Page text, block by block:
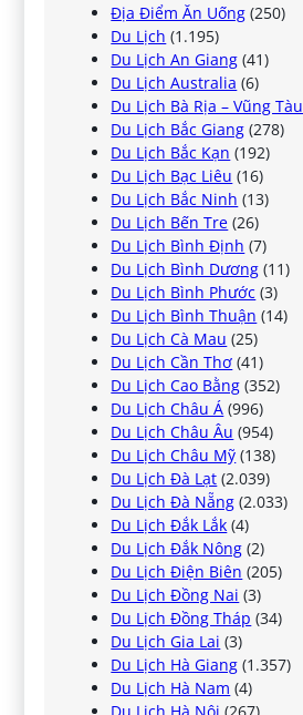
Địa Điểm Ăn Uống (250)
Du Lịch (1.195)
Du Lịch An Giang (41)
Du Lịch Australia (6)
Du Lịch Bà Rịa – Vũng Tàu
Du Lịch Bắc Giang (278)
Du Lịch Bắc Kạn (192)
Du Lịch Bạc Liêu (16)
Du Lịch Bắc Ninh (13)
Du Lịch Bến Tre (26)
Du Lịch Bình Định (7)
Du Lịch Bình Dương (11)
Du Lịch Bình Phước (3)
Du Lịch Bình Thuận (14)
Du Lịch Cà Mau (25)
Du Lịch Cần Thơ (41)
Du Lịch Cao Bằng (352)
Du Lịch Châu Á (996)
Du Lịch Châu Âu (954)
Du Lịch Châu Mỹ (138)
Du Lịch Đà Lạt (2.039)
Du Lịch Đà Nẵng (2.033)
Du Lịch Đắk Lắk (4)
Du Lịch Đắk Nông (2)
Du Lịch Điện Biên (205)
Du Lịch Đồng Nai (3)
Du Lịch Đồng Tháp (34)
Du Lịch Gia Lai (3)
Du Lịch Hà Giang (1.357)
Du Lịch Hà Nam (4)
Du Lịch Hà Nội (267)